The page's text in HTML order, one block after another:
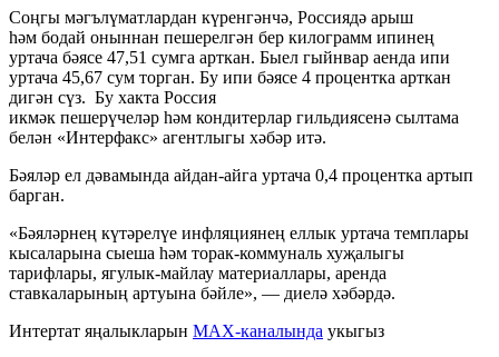
Соңгы мәгълүматлардан күренгәнчә, Россиядә арыш
һәм бодай оныннан пешерелгән бер килограмм ипинең
уртача бәясе 47,51 сумга арткан. Быел гыйнвар аенда ипи
уртача 45,67 сум торган. Бу ипи бәясе 4 процентка арткан
дигән сүз. Бу хакта Россия
икмәк пешерүчеләр һәм кондитерлар гильдиясенә сылтама
белән «Интерфакс» агентлыгы хәбәр итә.
Бәяләр ел дәвамында айдан-айга уртача 0,4 процентка артып
барган.
«Бәяләрнең күтәрелүе инфляциянең еллык уртача темплары
кысаларына сыеша һәм торак-коммуналь хуҗалыгы
тарифлары, ягулык-майлау материаллары, аренда
ставкаларының артуына бәйле», — диелә хәбәрдә.
Интертат яңалыкларын MAX-каналында укыгыз